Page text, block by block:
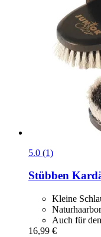
5.0 (1)
Stübben
Kleine
Auch für
16,99 €